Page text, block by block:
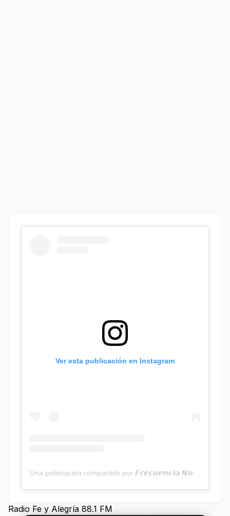
Ver esta publicación en Instagram
Radio Fe y Alegría 88.1 FM